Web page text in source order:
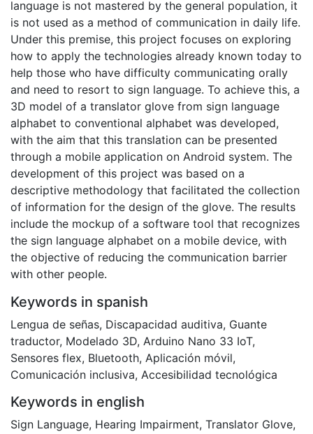
language is not mastered by the general population, it
is not used as a method of communication in daily life.
Under this premise, this project focuses on exploring
how to apply the technologies already known today to
help those who have difficulty communicating orally
and need to resort to sign language. To achieve this, a
3D model of a translator glove from sign language
alphabet to conventional alphabet was developed,
with the aim that this translation can be presented
through a mobile application on Android system. The
development of this project was based on a
descriptive methodology that facilitated the collection
of information for the design of the glove. The results
include the mockup of a software tool that recognizes
the sign language alphabet on a mobile device, with
the objective of reducing the communication barrier
with other people.
Keywords in spanish
Lengua de señas, Discapacidad auditiva, Guante
traductor, Modelado 3D, Arduino Nano 33 IoT,
Sensores flex, Bluetooth, Aplicación móvil,
Comunicación inclusiva, Accesibilidad tecnológica
Keywords in english
Sign Language, Hearing Impairment, Translator Glove,